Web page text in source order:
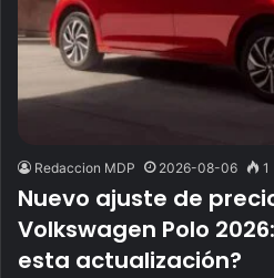
Redaccion MDP 2026-08-06 1
Nuevo ajuste de
Volkswagen Polo
esta actualización?